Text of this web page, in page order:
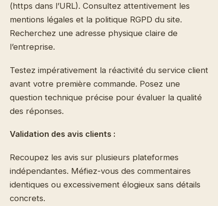
(https dans l’URL). Consultez attentivement les
mentions légales et la politique RGPD du site.
Recherchez une adresse physique claire de
l’entreprise.
Testez impérativement la réactivité du service client
avant votre première commande. Posez une
question technique précise pour évaluer la qualité
des réponses.
Validation des avis clients :
Recoupez les avis sur plusieurs plateformes
indépendantes. Méfiez-vous des commentaires
identiques ou excessivement élogieux sans détails
concrets.